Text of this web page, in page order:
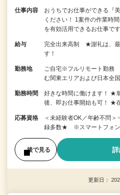
仕事内容
おうちでお仕事ができる『
ください！ 1案件の作業時
を有効活用できるお仕事で
給与
完全出来高制 ★謝礼は、最
す！
勤務地
ご自宅※フルリモート勤務
む関東エリアおよび日本全
勤務時間
好きな時間に働けます！ ★
後、即お仕事開始も可！ ★
応募資格
＜未経験者OK／年齢不問
録多数★ ※スマートフォン
後で見る
更新日：